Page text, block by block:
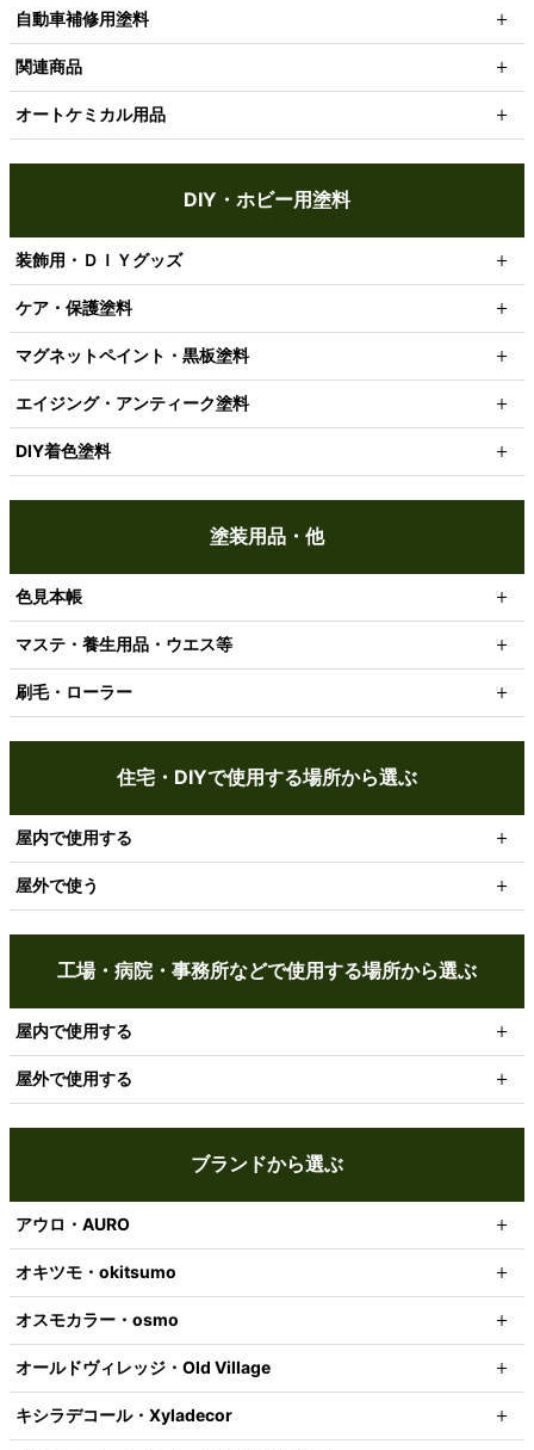
自動車補修用塗料
関連商品
オートケミカル用品
DIY・ホビー用塗料
装飾用・ＤＩＹグッズ
ケア・保護塗料
マグネットペイント・黒板塗料
エイジング・アンティーク塗料
DIY着色塗料
塗装用品・他
色見本帳
マステ・養生用品・ウエス等
刷毛・ローラー
住宅・DIYで使用する場所から選ぶ
屋内で使用する
屋外で使う
工場・病院・事務所などで使用する場所から選ぶ
屋内で使用する
屋外で使用する
ブランドから選ぶ
アウロ・AURO
オキツモ・okitsumo
オスモカラー・osmo
オールドヴィレッジ・Old Village
キシラデコール・Xyladecor